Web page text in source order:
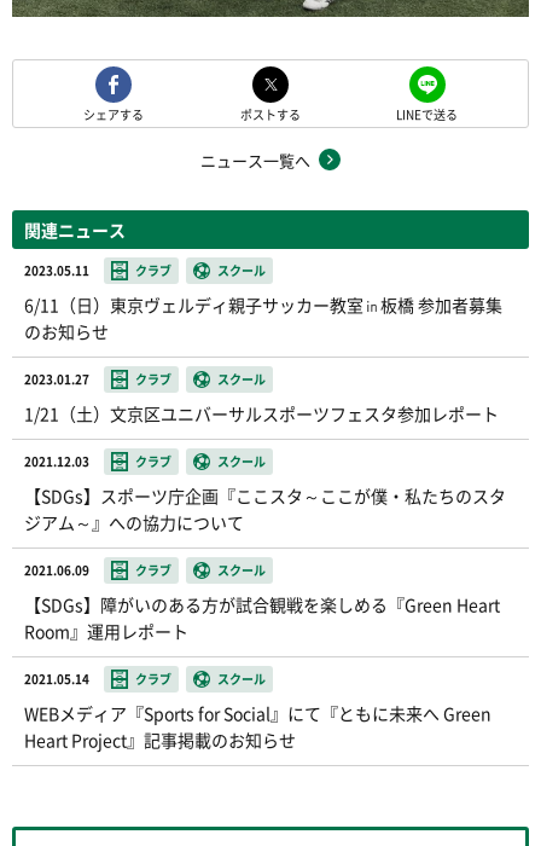
シェアする ポストする LINEで送る
ニュース一覧へ
関連ニュース
2023.05.11 クラブ スクール
6/11（日）東京ヴェルディ親子サッカー教室㏌板橋 参加者募集
のお知らせ
2023.01.27 クラブ スクール
1/21（土）文京区ユニバーサルスポーツフェスタ参加レポート
2021.12.03 クラブ スクール
【SDGs】スポーツ庁企画『ここスタ～ここが僕・私たちのスタ
ジアム～』への協力について
2021.06.09 クラブ スクール
【SDGs】障がいのある方が試合観戦を楽しめる『Green Heart
Room』運用レポート
2021.05.14 クラブ スクール
WEBメディア『Sports for Social』にて『ともに未来へ Green
Heart Project』記事掲載のお知らせ